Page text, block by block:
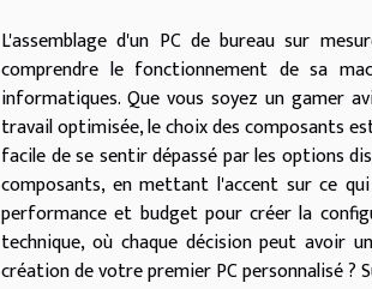
L'assemblage d'un PC de bureau sur
comprendre le fonctionnement de sa
informatiques. Que vous soyez un gamer
travail optimisée, le choix des composants
facile de se sentir dépassé par les options
composants, en mettant l'accent sur ce
performance et budget pour créer la
technique, où chaque décision peut avoir
création de votre premier PC personnalisé ?